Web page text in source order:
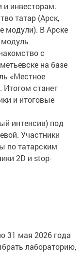
и инвесторам.
татар (Арск,
модули). В Арске
с
на базе
«Местное
Итогом станет
и итоговые
интенсив) под
Участники
по татарским
2D и stop-
31 мая 2026 года
лабораторию,